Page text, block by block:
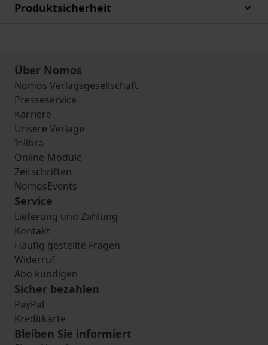
Produktsicherheit
Über Nomos
Nomos Verlagsgesellschaft
Presseservice
Karriere
Unsere Verlage
Inlibra
Online-Module
Zeitschriften
NomosEvents
Service
Lieferung und Zahlung
Kontakt
Häufig gestellte Fragen
Widerruf
Abo kündigen
Sicher bezahlen
PayPal
Kreditkarte
Bleiben Sie informiert